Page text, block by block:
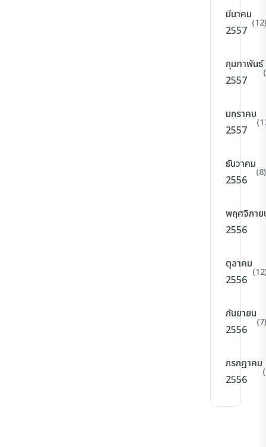
มีนาคม
2557
(12)
กุมภาพันธ์
2557
มกราคม
2557
ธันวาคม
2556
(8)
พฤศจิกาย
2556
ตุลาคม
2556
กันยายน
2556
(7)
กรกฎาคม
2556